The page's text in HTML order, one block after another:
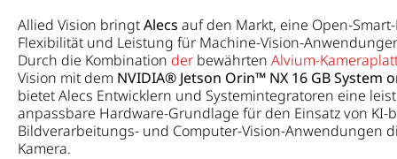
Allied Vision bringtAlecs auf den Markt, eine Open-
Flexibilität und Leistung für Machine-Vision-
Durch die Kombination der bewährten Alvium-
Vision mit dem NVIDIA® Jetson Orin™ NX 16 GB System
bietet Alecs Entwicklern und Systemintegratoren eine
anpassbare Hardware-Grundlage für den Einsatz von KI-
Bildverarbeitungs- und Computer-Vision-Anwendungen
Kamera.